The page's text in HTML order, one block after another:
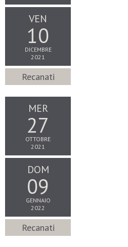
VEN
10
DICEMBRE
2021
Recanati
MER
27
OTTOBRE
2021
DOM
09
GENNAIO
2022
Recanati